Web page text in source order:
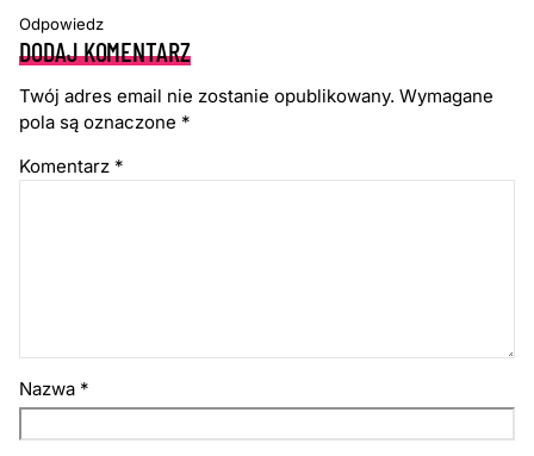
Odpowiedz
DODAJ KOMENTARZ
Twój adres email nie zostanie opublikowany. Wymagane
pola są oznaczone *
Komentarz *
Nazwa *